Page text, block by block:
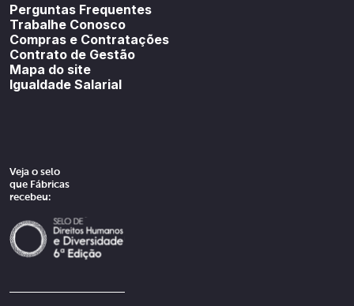
Perguntas Frequentes
Trabalhe Conosco
Compras e Contratações
Contrato de Gestão
Mapa do site
Igualdade Salarial
Veja o selo
que Fábricas
recebeu: